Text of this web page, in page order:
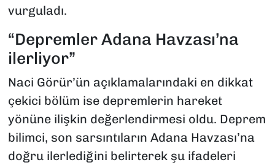
vurguladı.
“Depremler Adana Havzası’na
ilerliyor”
Naci Görür’ün açıklamalarındaki en dikkat
çekici bölüm ise depremlerin hareket
yönüne ilişkin değerlendirmesi oldu. Deprem
bilimci, son sarsıntıların Adana Havzası’na
doğru ilerlediğini belirterek şu ifadeleri